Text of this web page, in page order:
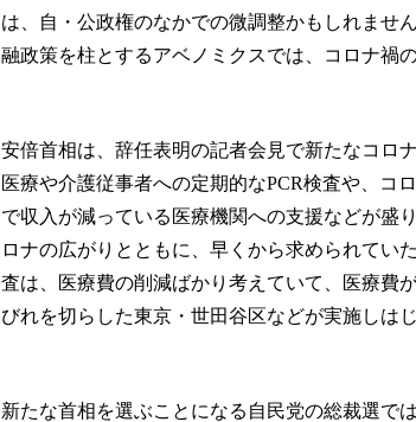
は、自・公政権のなかでの微調整かもしれませ
融政策を柱とするアベノミクスでは、コロナ禍
安倍首相は、辞任表明の記者会見で新たなコロ
医療や介護従事者への定期的なPCR検査や、コ
で収入が減っている医療機関への支援などが盛
ロナの広がりとともに、早くから求められてい
査は、医療費の削減ばかり考えていて、医療費
びれを切らした東京・世田谷区などが実施しは
新たな首相を選ぶことになる自民党の総裁選で